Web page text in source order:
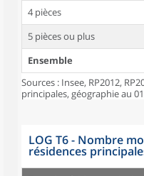
4 pièces
5 pièces ou plus
Ensemble
Sources : Insee, RP2012,
principales, géographie au
LOG T6 - Nombre
résidences